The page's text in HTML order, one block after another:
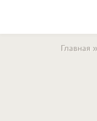
Вы
Главная »